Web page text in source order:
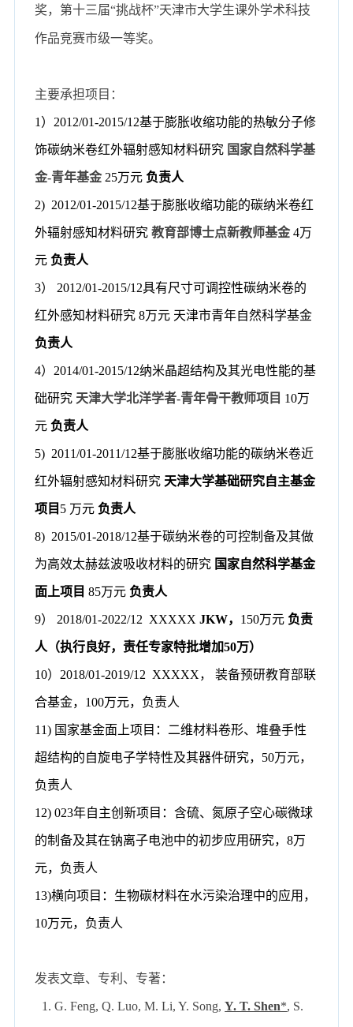
奖，第十三届“挑战杯”天津市大学生课外学术科技
作品竞赛市级一等奖。
主要承担项目：
1 ） 2012/01-2015/12基于膨胀收缩功能的热敏分子修
饰碳纳米卷红外辐射感知材料研究 国家自然科学基
金-青年基金 25万元 负责人
2) 2012/01-2015/12基于膨胀收缩功能的碳纳米卷红
外辐射感知材料研究 教育部博士点新教师基金 4万
元 负责人
3） 201 2/01-201 5/12具有尺寸可调控性碳纳米卷的
红外感知材料研究 8万元 天津市青年自然科学基金
负责人
4） 2014/01-201 5/12纳米晶超结构及其光电性能的基
础研究 天津大学北洋学者-青年骨干教师项目 10万
元 负责人
5) 2011/01-2011/12基于膨胀收缩功能的碳纳米卷近
红外辐射感知材料研究 天津大学基础研究自主基金
项目 5 万元 负责人
8) 2015/01-2018/12基于碳纳米卷的可控制备及其做
为高效太赫兹波吸收材料的研究 国家自然科学基金
面上项目 85万元 负责人
9） 2018/01-2022/12 XXXXX JKW， 150万元 负责
人（执行良好，责任专家特批增加50万）
10） 2018/01-2019/12 XXXXX， 装备预研教育部联
合基金， 100万元，负责人
1 1) 国家基金面上项目：二维材料卷形、堆叠手性
超结构的自旋电子学特性及其器件研究， 50万元，
负责人
12) 023年自主创新项目：含硫、氮原子空心碳微球
的制备及其在钠离子电池中的初步应用研究， 8万
元，负责人
13)横向项目：生物碳材料在水污染治理中的应用，
10万元，负责人
发表文章、专利、专著：
1.G. Feng, Q. Luo, M. Li, Y. Song,Y. T. Shen*, S.